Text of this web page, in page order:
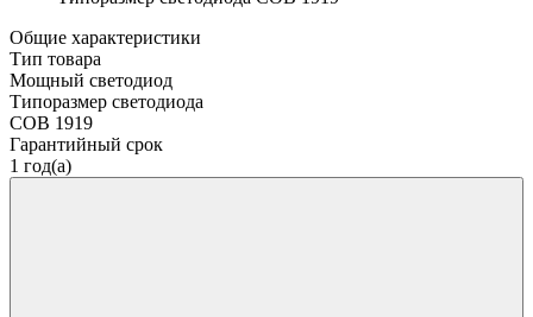
Общие характеристики
Тип товара
Мощный светодиод
Типоразмер светодиода
COB 1919
Гарантийный срок
1 год(а)